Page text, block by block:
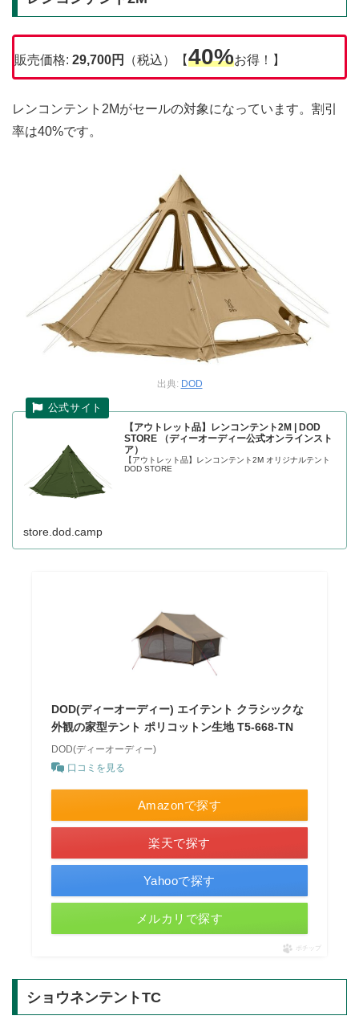
販売価格: 29,700円 （税込）【40%お得！】
レンコンテント2Mがセールの対象になっています。割引
率は40%です。
出典: DOD
【アウトレット品】レンコンテント2M | DOD
STORE （ディーオーディー公式オンラインスト
ア）
【アウトレット品】レンコンテント2M オリジナルテント
DOD STORE
store.dod.camp
DOD(ディーオーディー) エイテント クラシックな
外観の家型テント ポリコットン生地 T5-668-TN
DOD(ディーオーディー)
口コミを見る
Amazonで探す
楽天で探す
Yahooで探す
メルカリで探す
ポチップ
ショウネンテントTC